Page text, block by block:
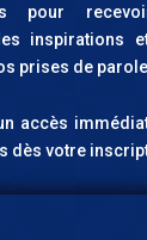
pour
inspirations
prises de
accès
dès votre